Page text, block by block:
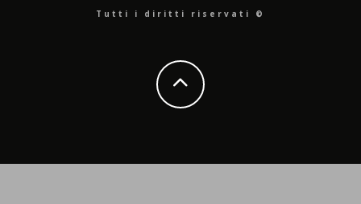
Tutti i diritti riservati ©